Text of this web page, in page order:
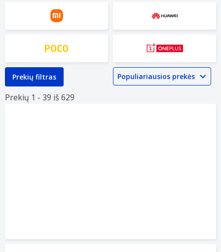
Prekių filtras
Prekių 1 - 39 iš 629